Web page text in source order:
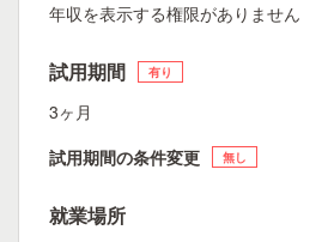
年収を表示する権限がありません
試用期間 有り
3ヶ月
試用期間の条件変更
無し
就業場所